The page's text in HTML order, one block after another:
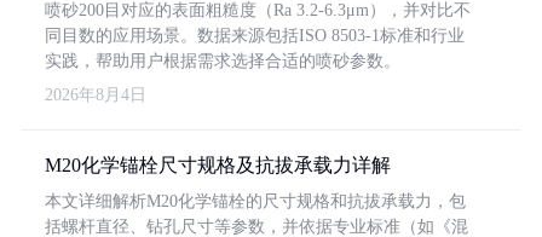
喷砂200目对应的表面粗糙度（Ra 3.2-6.3μm），并对比不
同目数的应用场景。数据来源包括ISO 8503-1标准和行业
实践，帮助用户根据需求选择合适的喷砂参数。
2026年8月4日
M20化学锚栓尺寸规格及抗拔承载力详解
本文详细解析M20化学锚栓的尺寸规格和抗拔承载力，包
括螺杆直径、钻孔尺寸等参数，并依据专业标准（如《混